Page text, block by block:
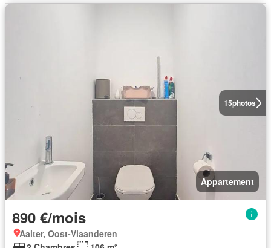
15photos
Appartement
890 €/mois
Aalter, Oost-Vlaanderen